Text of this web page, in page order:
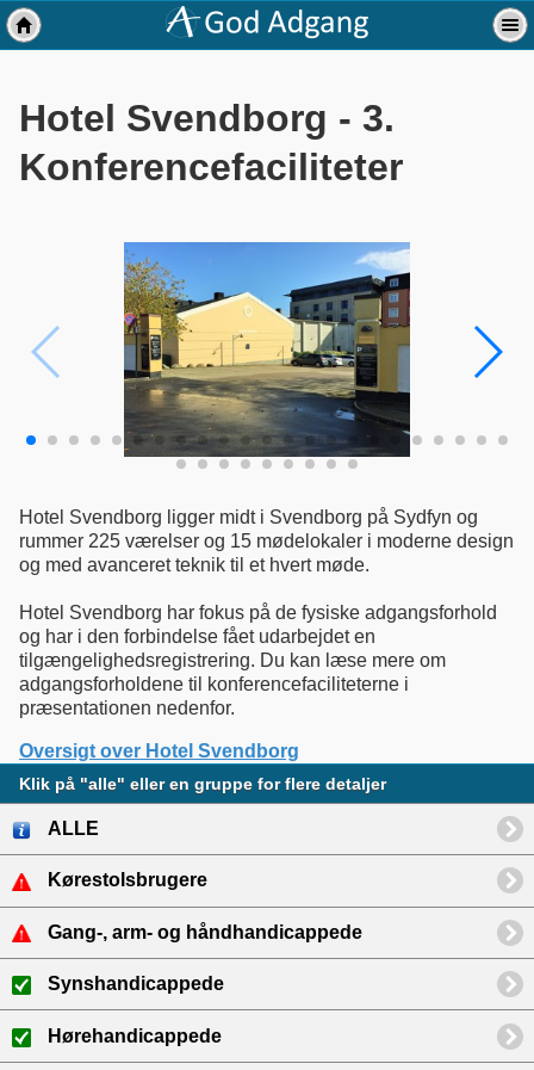
Hotel Svendborg - 3.
Konferencefaciliteter
Hotel Svendborg ligger midt i Svendborg på Sydfyn og
rummer 225 værelser og 15 mødelokaler i moderne design
og med avanceret teknik til et hvert møde.
Hotel Svendborg har fokus på de fysiske adgangsforhold
og har i den forbindelse fået udarbejdet en
tilgængelighedsregistrering. Du kan læse mere om
adgangsforholdene til konferencefaciliteterne i
præsentationen nedenfor.
Oversigt over Hotel Svendborg
Klik på "alle" eller en gruppe for flere detaljer
ALLE
Kørestolsbrugere
Gang-, arm- og håndhandicappede
Synshandicappede
Hørehandicappede